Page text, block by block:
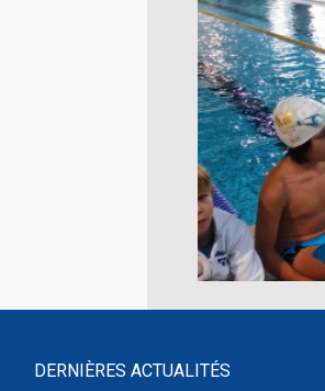
DERNIÈRES ACTUALITÉS